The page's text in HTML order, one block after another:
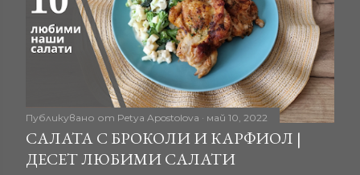
Публикувано от Petya Apostolova май 10, 2022
САЛАТА С БРОКОЛИ И КАРФИОЛ |
ДЕСЕТ ЛЮБИМИ САЛАТИ